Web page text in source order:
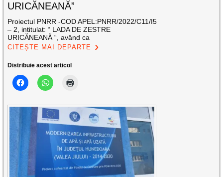
URICĂNEANĂ”
Proiectul PNRR -COD APEL:PNRR/2022/C11/I5
– 2, intitulat: “ LADA DE ZESTRE
URICĂNEANĂ “, având ca
CITEȘTE MAI DEPARTE
Distribuie acest articol